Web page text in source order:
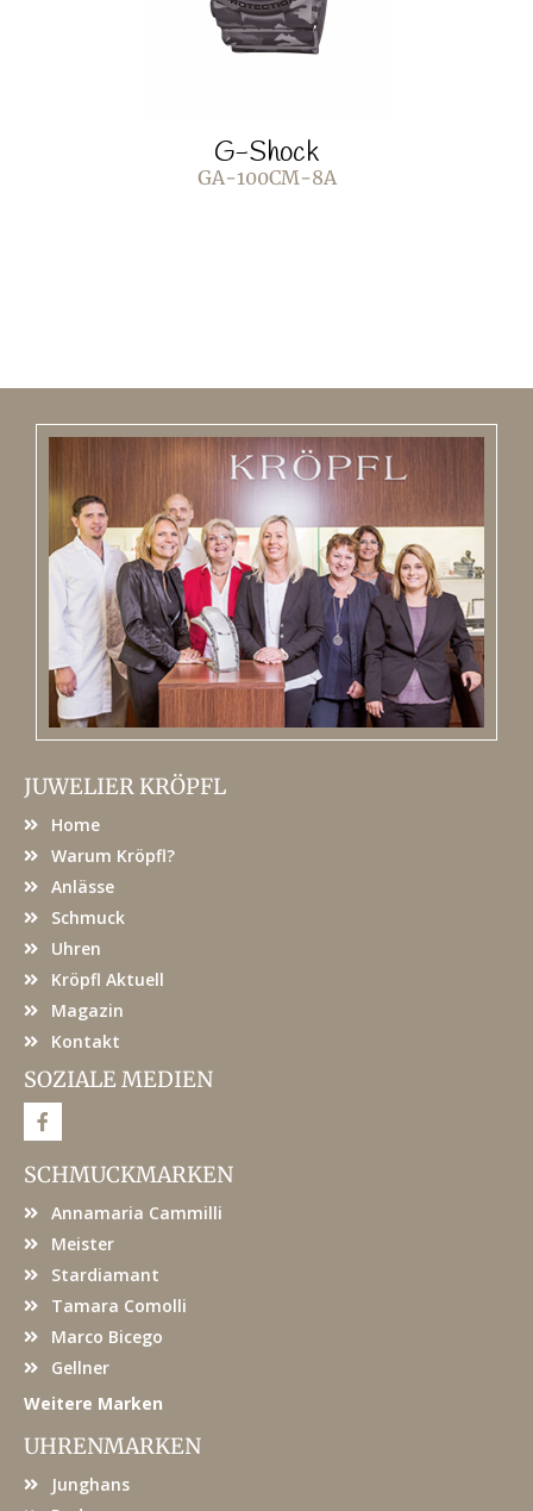
G-Shock
GA-100CM-8A
JUWELIER KRÖPFL
Home
Warum Kröpfl?
Anlässe
Schmuck
Uhren
Kröpfl Aktuell
Magazin
Kontakt
SOZIALE MEDIEN
F
a
e
b
o
SCHMUCKMARKEN
Annamaria Cammilli
Meister
Stardiamant
Tamara Comolli
Marco Bicego
Gellner
Weitere Marken
UHRENMARKEN
Junghans